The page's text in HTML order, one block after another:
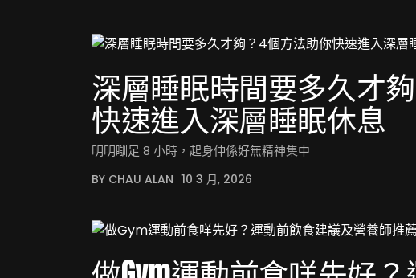
深層睡眠時間要多久才
快速進入深層睡眠休息
明明瞓足 8 小時，起身仲係好無精神集中
BY CHAU ALAN 10 3 月, 2026